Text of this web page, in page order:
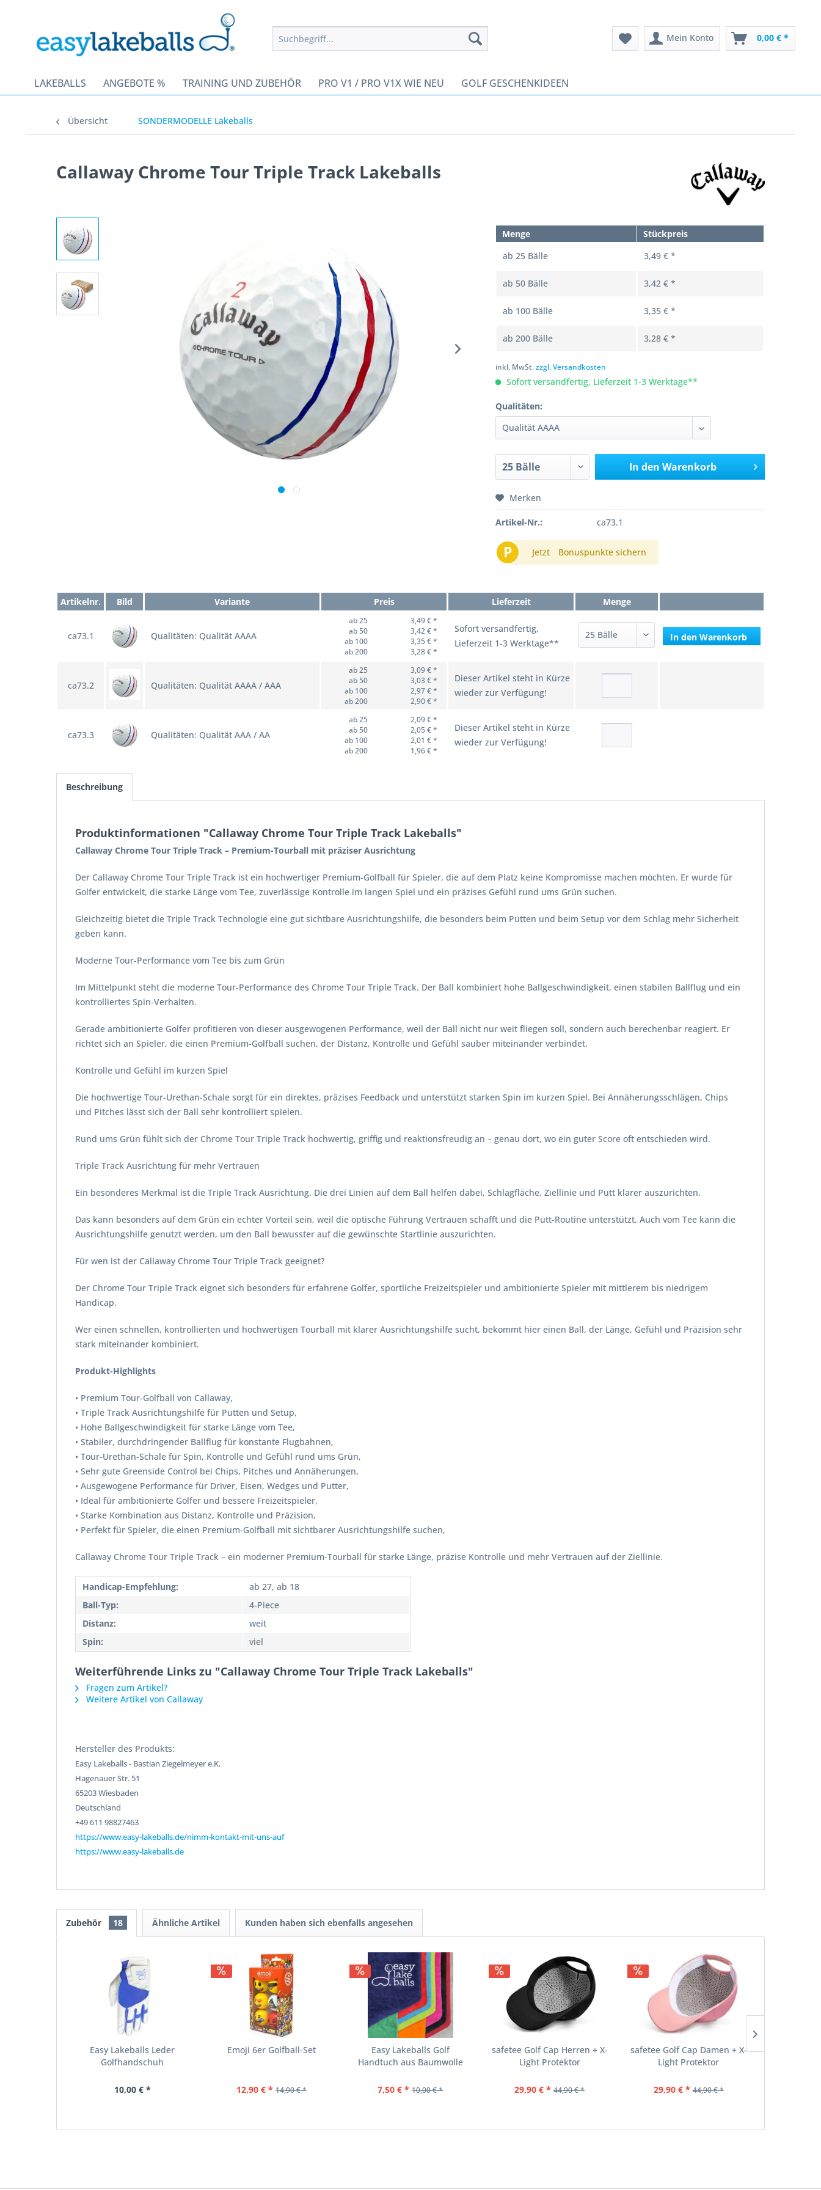
Mein Konto 0,00 € *
LAKEBALLS ANGEBOTE % TRAINING UND ZUBEHÖR PRO V1 / PRO V1X WIE NEU GOLF GESCHENKIDEEN
Übersicht SONDERMODELLE Lakeballs
Callaway Chrome Tour Triple Track Lakeballs
Menge
Stückpreis
ab25 Bälle 3,49 € *
ab 50 Bälle 3,42 € *
ab 100 Bälle 3,35 € *
ab200 Bälle 3,28 € *
inkl. MwSt.zzgl. Versandkosten
Sofort versandfertig, Lieferzeit 1-3 Werktage**
Qualitäten:
In den Warenkorb
Merken
Artikel-Nr.: ca73.1
P Jetzt Bonuspunkte sichern
Artikelnr. Bild Variante Preis Lieferzeit Menge
ca73.1 Qualitäten: Qualität AAAA
ab 25
3,49 € *
ab 50
3,42 € *
ab 100
3,35 € *
ab 200
3,28 € *
Sofort versandfertig,
Lieferzeit 1-3 Werktage**
In den Warenkorb
ca73.2 Qualitäten: Qualität AAAA / AAA
ab 25
3,09 € *
ab 50
3,03 € *
ab 100
2,97 € *
ab 200
2,90 € *
Dieser Artikel steht in Kürze
wieder zur Verfügung!
ca73.3 Qualitäten: Qualität AAA / AA
ab 25
2,09 € *
ab 50
2,05 € *
ab 100
2,01 € *
ab 200
1,96 € *
Dieser Artikel steht in Kürze
wieder zur Verfügung!
Beschreibung
Produktinformationen "Callaway Chrome Tour Triple Track Lakeballs"
Callaway Chrome Tour Triple Track – Premium-Tourball mit präziser Ausrichtung
Der Callaway Chrome Tour Triple Track ist ein hochwertiger Premium-Golfball für Spieler, die auf dem Platz keine Kompromisse machen möchten. Er wurde für
Golfer entwickelt, die starke Länge vom Tee, zuverlässige Kontrolle im langen Spiel und ein präzises Gefühl rund ums Grün suchen.
Gleichzeitig bietet die Triple Track Technologie eine gut sichtbare Ausrichtungshilfe, die besonders beim Putten und beim Setup vor dem Schlag mehr Sicherheit
geben kann.
Moderne Tour-Performance vom Tee bis zum Grün
Im Mittelpunkt steht die moderne Tour-Performance des Chrome Tour Triple Track. Der Ball kombiniert hohe Ballgeschwindigkeit, einen stabilen Ballflug und ein
kontrolliertes Spin-Verhalten.
Gerade ambitionierte Golfer profitieren von dieser ausgewogenen Performance, weil der Ball nicht nur weit fliegen soll, sondern auch berechenbar reagiert. Er
richtet sich an Spieler, die einen Premium-Golfball suchen, der Distanz, Kontrolle und Gefühl sauber miteinander verbindet.
Kontrolle und Gefühl im kurzen Spiel
Die hochwertige Tour-Urethan-Schale sorgt für ein direktes, präzises Feedback und unterstützt starken Spin im kurzen Spiel. Bei Annäherungsschlägen, Chips
und Pitches lässt sich der Ball sehr kontrolliert spielen.
Rund ums Grün fühlt sich der Chrome Tour Triple Track hochwertig, griffig und reaktionsfreudig an – genau dort, wo ein guter Score oft entschieden wird.
Triple Track Ausrichtung für mehr Vertrauen
Ein besonderes Merkmal ist die Triple Track Ausrichtung. Die drei Linien auf dem Ball helfen dabei, Schlagfläche, Ziellinie und Putt klarer auszurichten.
Das kann besonders auf dem Grün ein echter Vorteil sein, weil die optische Führung Vertrauen schafft und die Putt-Routine unterstützt. Auch vom Tee kann die
Ausrichtungshilfe genutzt werden, um den Ball bewusster auf die gewünschte Startlinie auszurichten.
Für wen ist der Callaway Chrome Tour Triple Track geeignet?
Der Chrome Tour Triple Track eignet sich besonders für erfahrene Golfer, sportliche Freizeitspieler und ambitionierte Spieler mit mittlerem bis niedrigem
Handicap.
Wer einen schnellen, kontrollierten und hochwertigen Tourball mit klarer Ausrichtungshilfe sucht, bekommt hier einen Ball, der Länge, Gefühl und Präzision sehr
stark miteinander kombiniert.
Produkt-Highlights
• Premium Tour-Golfball von Callaway,
• Triple Track Ausrichtungshilfe für Putten und Setup,
• Hohe Ballgeschwindigkeit für starke Länge vom Tee,
• Stabiler, durchdringender Ballflug für konstante Flugbahnen,
• Tour-Urethan-Schale für Spin, Kontrolle und Gefühl rund ums Grün,
• Sehr gute Greenside Control bei Chips, Pitches und Annäherungen,
• Ausgewogene Performance für Driver, Eisen, Wedges und Putter,
• Ideal für ambitionierte Golfer und bessere Freizeitspieler,
• Starke Kombination aus Distanz, Kontrolle und Präzision,
• Perfekt für Spieler, die einen Premium-Golfball mit sichtbarer Ausrichtungshilfe suchen,
Callaway Chrome Tour Triple Track – ein moderner Premium-Tourball für starke Länge, präzise Kontrolle und mehr Vertrauen auf der Ziellinie.
Handicap-Empfehlung:
ab 27, ab 18
Ball-Typ:
4-Piece
Distanz:
weit
Spin:
viel
Weiterführende Links zu "Callaway Chrome Tour Triple Track Lakeballs"
Fragen zum Artikel?
Weitere Artikel von Callaway
Hersteller des Produkts:
Easy Lakeballs - Bastian Ziegelmeyer e.K.
Hagenauer Str. 51
65203 Wiesbaden
Deutschland
+49 611 98827463
https://www.easy-lakeballs.de/nimm-kontakt-mit-uns-auf
https://www.easy-lakeballs.de
Zubehör 18 Ähnliche Artikel Kunden haben sich ebenfalls angesehen
Easy Lakeballs Leder
Golfhandschuh
10,00 € *
Emoji 6er Golfball-Set
12,90 € * 14,90 € *
Easy Lakeballs Golf
Handtuch aus Baumwolle
7,50 € * 10,00 € *
safetee Golf Cap Herren + X-
Light Protektor
29,90 € * 44,90 € *
safetee Golf Cap Damen + X-
Light Protektor
29,90 € * 44,90 € *